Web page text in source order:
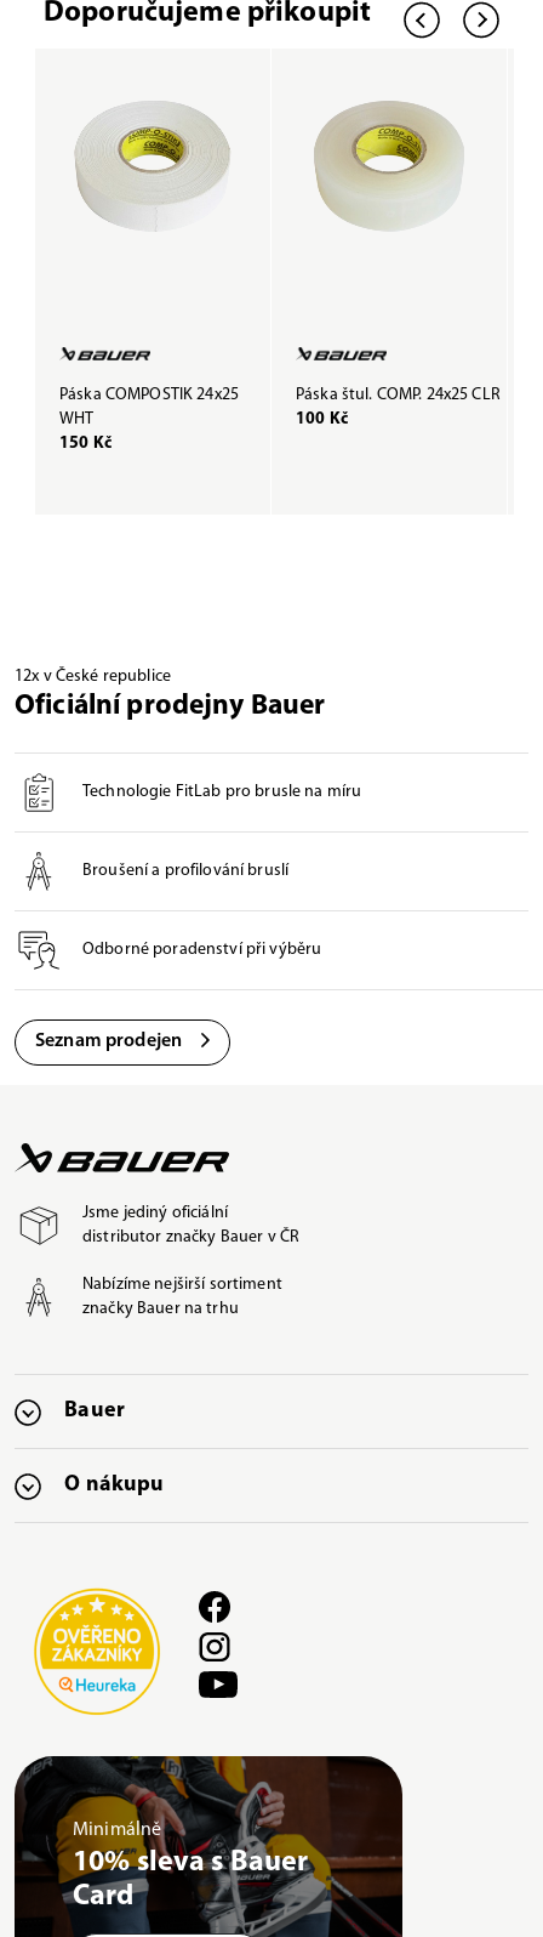
Doporučujeme přikoupit
Páska COMPOSTIK 24x25
WHT
150 Kč
Páska štul. COMP. 24x25 CLR
100 Kč
12x v České republice
Oficiální prodejny Bauer
Technologie FitLab pro brusle na míru
Broušení a profilování bruslí
Odborné poradenství při výběru
Seznam prodejen
Jsme jediný oficiální
distributor značky Bauer v ČR
Nabízíme nejširší sortiment
značky Bauer na trhu
Bauer
O nákupu
Minimálně
10% sleva s Bauer
Card